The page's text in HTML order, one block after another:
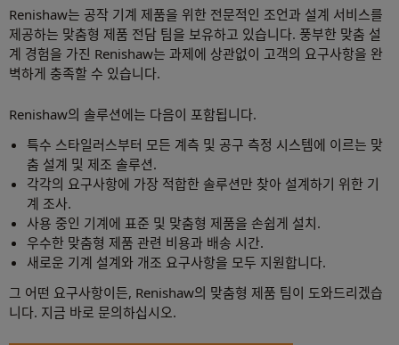
Renishaw는 공작 기계 제품을 위한 전문적인 조언과 설계 서비스를
제공하는 맞춤형 제품 전담 팀을 보유하고 있습니다. 풍부한 맞춤 설
계 경험을 가진 Renishaw는 과제에 상관없이 고객의 요구사항을 완
벽하게 충족할 수 있습니다.
Renishaw의 솔루션에는 다음이 포함됩니다.
특수 스타일러스부터 모든 계측 및 공구 측정 시스템에 이르는 맞
춤 설계 및 제조 솔루션.
각각의 요구사항에 가장 적합한 솔루션만 찾아 설계하기 위한 기
계 조사.
사용 중인 기계에 표준 및 맞춤형 제품을 손쉽게 설치.
우수한 맞춤형 제품 관련 비용과 배송 시간.
새로운 기계 설계와 개조 요구사항을 모두 지원합니다.
그 어떤 요구사항이든, Renishaw의 맞춤형 제품 팀이 도와드리겠습
니다. 지금 바로 문의하십시오.